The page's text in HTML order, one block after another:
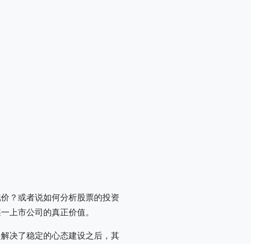
？或者说如何分析股票的投资
上市公司的真正价值。
决了稳定的心态建设之后，其